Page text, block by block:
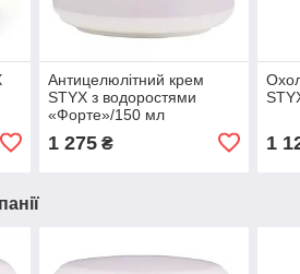
Антицелюлітний крем
STYX з водоростями
«Форте»/150 мл
1 275₴ 1